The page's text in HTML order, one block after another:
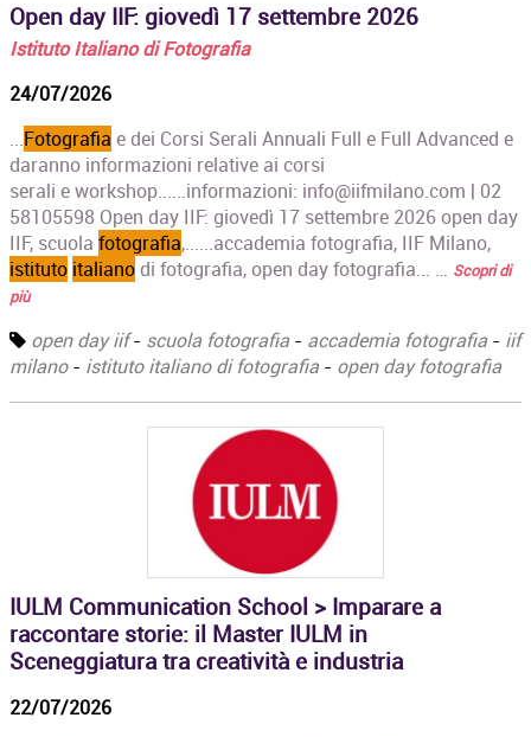
Open day IIF: giovedì 17 settembre 2026
Istituto Italiano di Fotografia
24/07/2026
...Fotografia e dei Corsi Serali Annuali Full e Full Advanced e
daranno informazioni relative ai corsi
serali e workshop......informazioni: info@iifmilano.com | 02
58105598 Open day IIF: giovedì 17 settembre 2026 open day
IIF, scuolafotografia,......accademia fotografia, IIF Milano,
istituto italianodi fotografia, open day fotografia... … Scopri di
più
open day iif- scuola fotografia- accademia fotografia- iif
milano- istituto italiano di fotografia- open day fotografia
IULM Communication School > Imparare a
raccontare storie: il Master IULM in
Sceneggiatura tra creatività e industria
22/07/2026